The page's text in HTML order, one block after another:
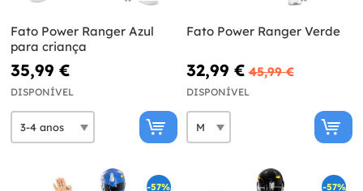
Fato Power Ranger Azul
para criança
35,99 €
DISPONÍVEL
Fato Power Ranger Verde
32,99 € 45,99 €
DISPONÍVEL
-57% -57%